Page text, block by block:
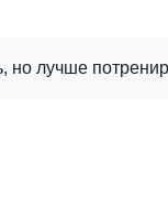
но лучше